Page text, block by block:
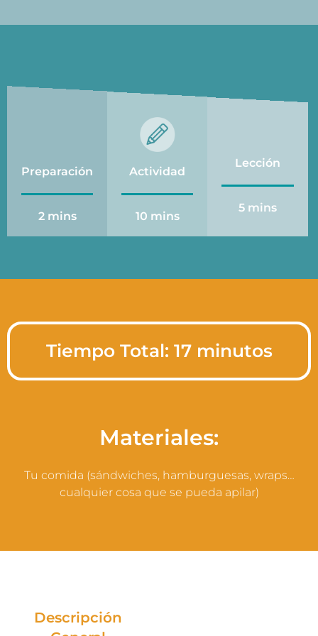
Preparación
2 mins
Actividad
10 mins
Lección
5 mins
Tiempo Total: 17 minutos
Materiales:
Tu comida (sándwiches, hamburguesas, wraps…
cualquier cosa que se pueda apilar)
Descripción